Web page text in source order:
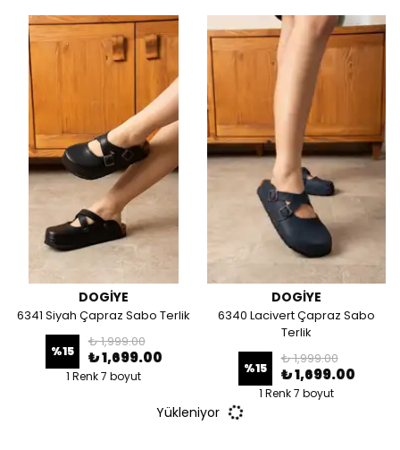
DOGİYE
6341 Siyah Çapraz Sabo Terlik
%15
₺ 1,999.00
₺ 1,699.00
1 Renk 7 boyut
DOGİYE
6340 Lacivert Çapraz Sabo
Terlik
%15
₺ 1,999.00
₺ 1,699.00
1 Renk 7 boyut
Yükleniyor